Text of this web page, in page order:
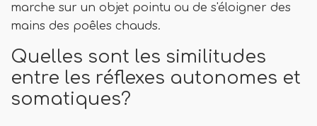
marche sur un objet pointu ou de s'éloigner des
mains des poêles chauds.
Quelles sont les similitudes
entre les réflexes autonomes et
somatiques?